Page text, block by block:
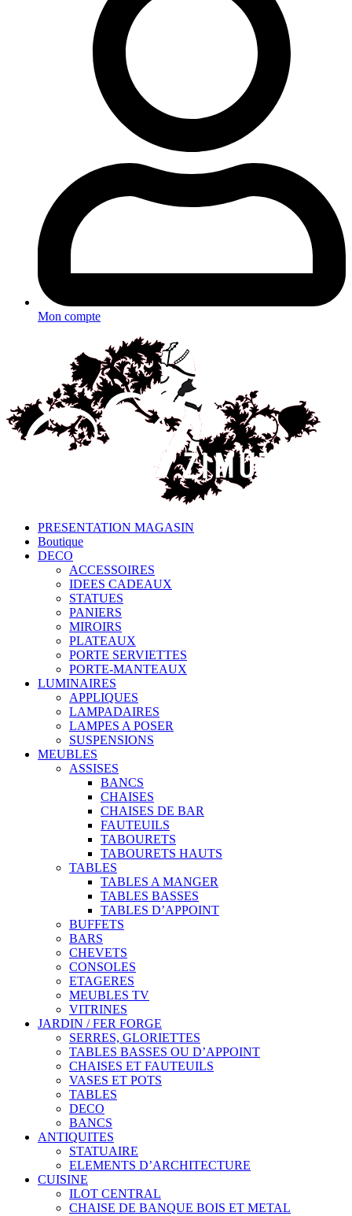
Mon compte
PRESENTATION MAGASIN
Boutique
DECO
ACCESSOIRES
IDEES CADEAUX
STATUES
PANIERS
MIROIRS
PLATEAUX
PORTE SERVIETTES
PORTE-MANTEAUX
LUMINAIRES
APPLIQUES
LAMPADAIRES
LAMPES A POSER
SUSPENSIONS
MEUBLES
ASSISES
BANCS
CHAISES
CHAISES DE BAR
FAUTEUILS
TABOURETS
TABOURETS HAUTS
TABLES
TABLES A MANGER
TABLES BASSES
TABLES D’APPOINT
BUFFETS
BARS
CHEVETS
CONSOLES
ETAGERES
MEUBLES TV
VITRINES
JARDIN / FER FORGE
SERRES, GLORIETTES
TABLES BASSES OU D’APPOINT
CHAISES ET FAUTEUILS
VASES ET POTS
TABLES
DECO
BANCS
ANTIQUITES
STATUAIRE
ELEMENTS D’ARCHITECTURE
CUISINE
ILOT CENTRAL
CHAISE DE BANQUE BOIS ET METAL